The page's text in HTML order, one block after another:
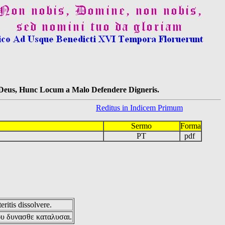
Hunc Locum a Malo Defendere Digneris.
Reditus in Indicem Primum
Sermo
Forma
PT pdf
dissolvere.
δυνασθε καταλυσαι.